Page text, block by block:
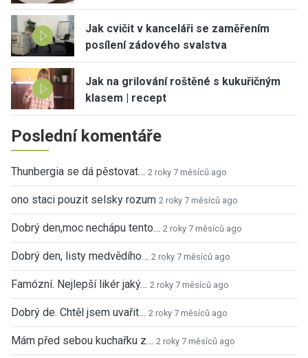
Jak cvičit v kanceláři se zaměřením
posílení zádového svalstva
Jak na grilování roštěné s kukuřičným
klasem | recept
Poslední komentáře
Thunbergia se dá pěstovat… 2 roky 7 měsíců ago
ono staci pouzit selsky rozum 2 roky 7 měsíců ago
Dobrý den,moc nechápu tento… 2 roky 7 měsíců ago
Dobrý den, listy medvědího… 2 roky 7 měsíců ago
Famózní. Nejlepší likér jaký… 2 roky 7 měsíců ago
Dobrý de. Chtěl jsem uvařit… 2 roky 7 měsíců ago
Mám před sebou kuchařku z… 2 roky 7 měsíců ago